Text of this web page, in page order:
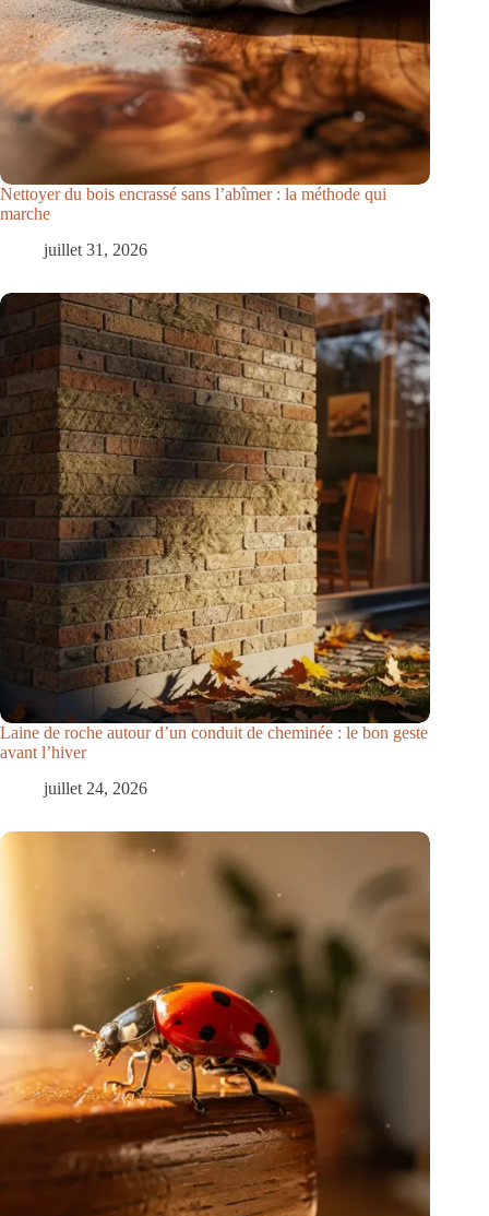
Nettoyer du bois encrassé sans l’abîmer : la méthode qui
marche
juillet 31, 2026
Laine de roche autour d’un conduit de cheminée : le bon geste
avant l’hiver
juillet 24, 2026